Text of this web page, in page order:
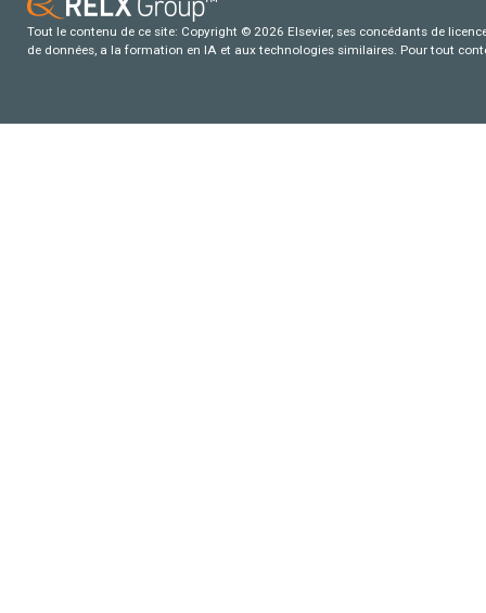
Tout le contenu de ce site: Copyright © 2026 Elsevier, ses concédants de
de données, a la formation en IA et aux technologies similaires. Pour tout